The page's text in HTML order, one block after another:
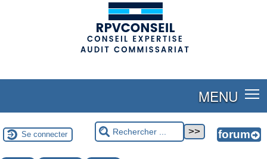
MENU
Se connecter